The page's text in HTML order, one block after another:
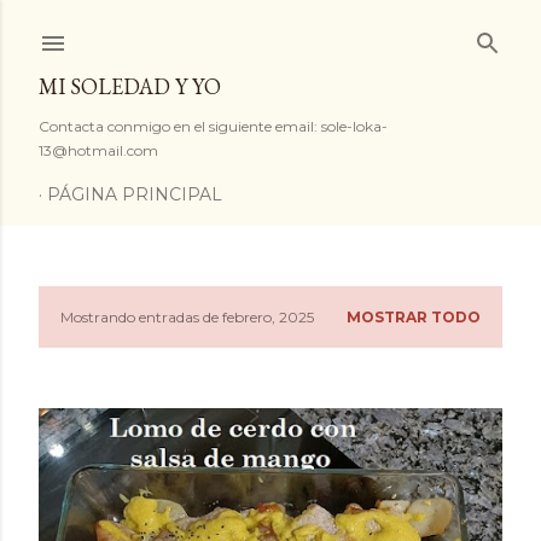
MI SOLEDAD Y YO
Contacta conmigo en el siguiente email: sole-loka-
13@hotmail.com
PÁGINA PRINCIPAL
E
t
r
a
Mostrando entradas de febrero, 2025 MOSTRAR TODO